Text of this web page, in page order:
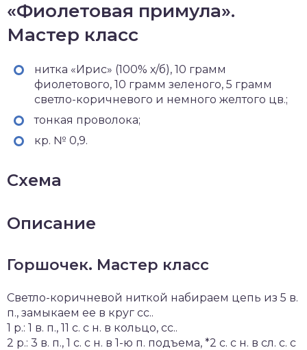
«Фиолетовая примула».
Мастер класс
нитка «Ирис» (100% х/б), 10 грамм
фиолетового, 10 грамм зеленого, 5 грамм
светло-коричневого и немного желтого цв.;
тонкая проволока;
кр. № 0,9.
Схема
Описание
Горшочек. Мастер класс
Светло-коричневой ниткой набираем цепь из 5 в.
п., замыкаем ее в круг сс..
1 р.: 1 в. п., 11 с. с н. в кольцо, сс..
2 р.: 3 в. п., 1 с. с н. в 1-ю п. подъема, *2 с. с н. в сл. с. с